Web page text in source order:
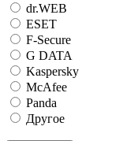
dr.WEB
ESET
F-Secure
G DATA
Kaspersky
McAfee
Panda
Другое